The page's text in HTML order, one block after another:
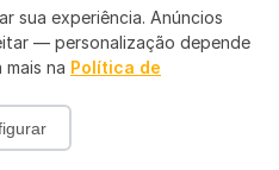
sua experiência. Anúncios
— personalização depende
na Política de